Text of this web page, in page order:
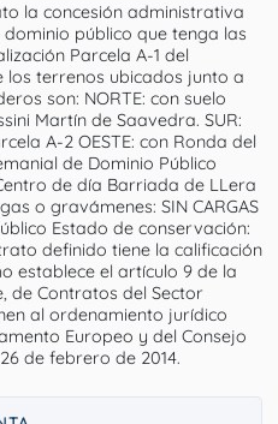
la concesión administrativa
público que tenga las
Parcela A-1 del
los terrenos ubicados junto a
son: NORTE: con suelo
Martín de Saavedra. SUR:
A-2 OESTE: con Ronda del
de Dominio Público
de día Barriada de LLera
o gravámenes: SIN CARGAS
Estado de conservación:
definido tiene la calificación
establece el artículo 9 de la
de Contratos del Sector
al ordenamiento jurídico
Europeo y del Consejo
de febrero de 2014.